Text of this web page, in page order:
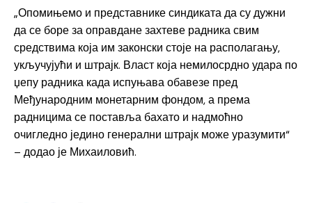
„Опомињемо и представнике синдиката да су дужни
да се боре за оправдане захтеве радника свим
средствима која им законски стоје на располагању,
укључујући и штрајк. Власт која немилосрдно удара по
џепу радника када испуњава обавезе пред
Међународним монетарним фондом, а према
радницима се поставља бахато и надмоћно
очигледно једино генерални штрајк може уразумити“
– додао је Михаиловић.